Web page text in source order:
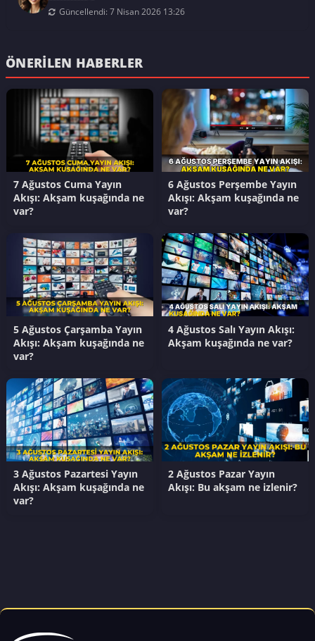
Güncellendi: 7 Nisan 2026 13:26
ÖNERILEN HABERLER
7 Ağustos Cuma Yayın
Akışı: Akşam kuşağında ne
var?
6 Ağustos Perşembe Yayın
Akışı: Akşam kuşağında ne
var?
5 Ağustos Çarşamba Yayın
Akışı: Akşam kuşağında ne
var?
4 Ağustos Salı Yayın Akışı:
Akşam kuşağında ne var?
3 Ağustos Pazartesi Yayın
Akışı: Akşam kuşağında ne
var?
2 Ağustos Pazar Yayın
Akışı: Bu akşam ne izlenir?